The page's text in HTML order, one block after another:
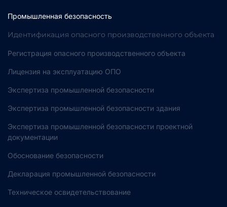
Промышленная безопасность
Идентификация опасного производственного объекта
Регистрация опасного производственного объекта
Лицензия на эксплуатацию ОПО
Экспертиза промышленной безопасности
Экспертиза промышленной безопасности здания
Экспертиза промышленной безопасности проектной
документации
Обоснование безопасности
Декларация промышленной безопасности
Техническое освидетельствование